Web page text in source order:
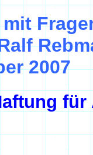
mit
2007